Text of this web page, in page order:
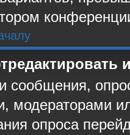
сообщения,
модераторами
опроса